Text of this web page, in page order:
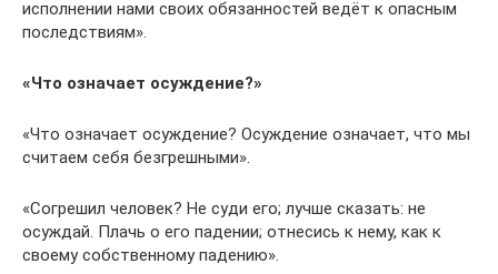
исполнении нами своих обязанностей ведёт к опасным
последствиям».
«Что означает осуждение?»
«Что означает осуждение? Осуждение означает, что мы
считаем себя безгрешными».
«Согрешил человек? Не суди его; лучше сказать: не
осуждай. Плачь о его падении; отнесись к нему, как к
своему собственному падению».